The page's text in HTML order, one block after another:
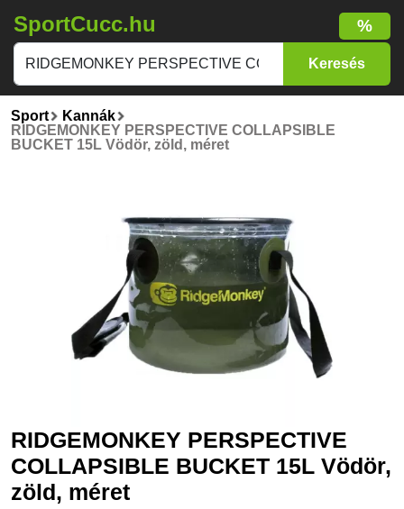
SportCucc.hu %
Sport
Kannák
RIDGEMONKEY PERSPECTIVE COLLAPSIBLE
BUCKET 15L Vödör, zöld, méret
RIDGEMONKEY PERSPECTIVE
COLLAPSIBLE BUCKET 15L Vödör,
zöld, méret